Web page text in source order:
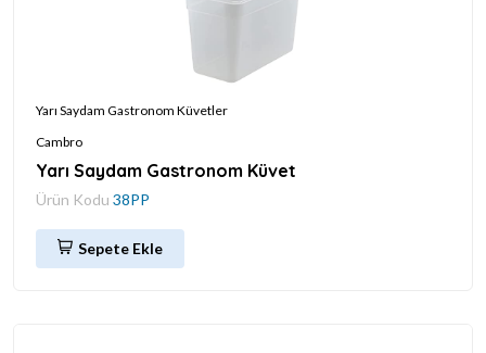
Yarı Saydam Gastronom Küvetler
Cambro
Yarı Saydam Gastronom Küvet
Ürün Kodu 38PP
Sepete Ekle